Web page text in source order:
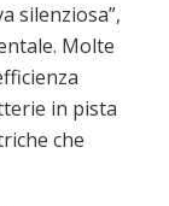
silenziosa”,
Molte
in pista
che